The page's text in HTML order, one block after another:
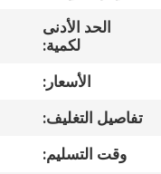
عرض
الافتراضي
معلومات
الحد الأدنى
لكمية:
الأسعار:
تفاصيل التغليف:
وقت التسليم: